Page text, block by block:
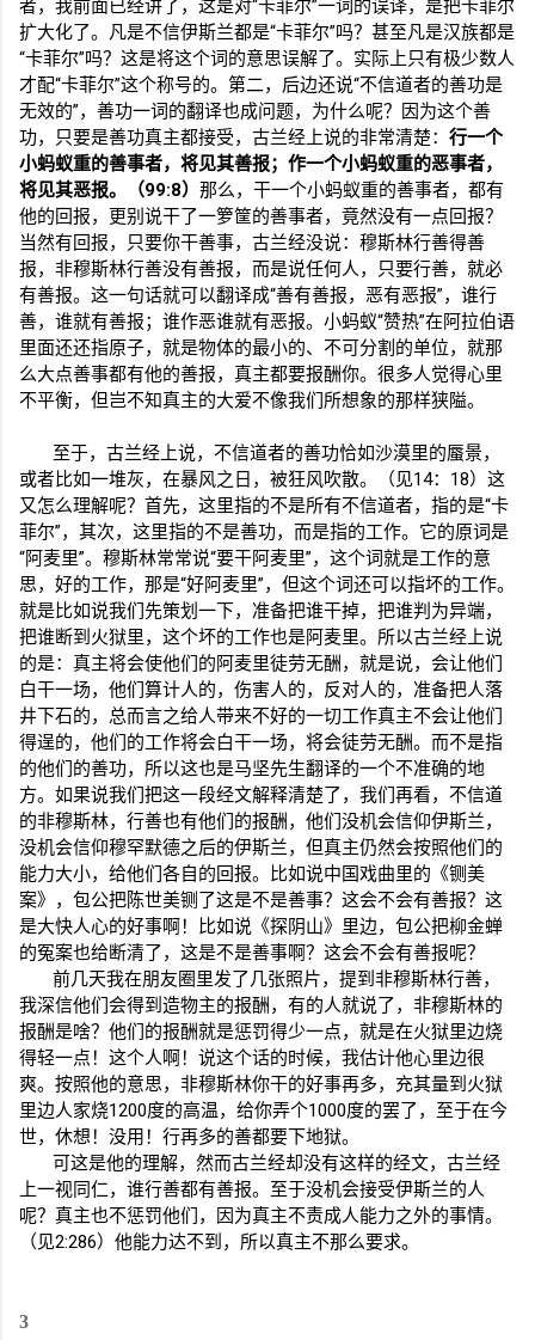
者，我前面已经讲了，这是对“卡菲尔”一词的误译，是把卡菲尔
扩大化了。凡是不信伊斯兰都是“卡菲尔”吗？甚至凡是汉族都是
“卡菲尔”吗？这是将这个词的意思误解了。实际上只有极少数人
才配“卡菲尔”这个称号的。第二，后边还说“不信道者的善功是
无效的”，善功一词的翻译也成问题，为什么呢？因为这个善
功，只要是善功真主都接受，古兰经上说的非常清楚： 行一个
小蚂蚁重的善事者，将见其善报；作一个小蚂蚁重的恶事者，
将见其恶报。（99:8） 那么，干一个小蚂蚁重的善事者，都有
他的回报，更别说干了一箩筐的善事者，竟然没有一点回报？
当然有回报，只要你干善事，古兰经没说：穆斯林行善得善
报，非穆斯林行善没有善报，而是说任何人，只要行善，就必
有善报。这一句话就可以翻译成“善有善报，恶有恶报”，谁行
善，谁就有善报；谁作恶谁就有恶报。小蚂蚁“赞热”在阿拉伯语
里面还还指原子，就是物体的最小的、不可分割的单位，就那
么大点善事都有他的善报，真主都要报酬你。很多人觉得心里
不平衡，但岂不知真主的大爱不像我们所想象的那样狭隘。
至于，古兰经上说，不信道者的善功恰如沙漠里的蜃景，
或者比如一堆灰，在暴风之日，被狂风吹散。（见14： 18）这
又怎么理解呢？首先，这里指的不是所有不信道者，指的是“卡
菲尔”，其次，这里指的不是善功，而是指的工作。它的原词是
“阿麦里”。穆斯林常常说“要干阿麦里”，这个词就是工作的意
思，好的工作，那是“好阿麦里”，但这个词还可以指坏的工作。
就是比如说我们先策划一下，准备把谁干掉，把谁判为异端，
把谁断到火狱里，这个坏的工作也是阿麦里。所以古兰经上说
的是：真主将会使他们的阿麦里徒劳无酬，就是说，会让他们
白干一场，他们算计人的，伤害人的，反对人的，准备把人落
井下石的，总而言之给人带来不好的一切工作真主不会让他们
得逞的，他们的工作将会白干一场，将会徒劳无酬。而不是指
的他们的善功，所以这也是马坚先生翻译的一个不准确的地
方。如果说我们把这一段经文解释清楚了，我们再看，不信道
的非穆斯林，行善也有他们的报酬，他们没机会信仰伊斯兰，
没机会信仰穆罕默德之后的伊斯兰，但真主仍然会按照他们的
能力大小，给他们各自的回报。比如说中国戏曲里的《铡美
案》，包公把陈世美铡了这是不是善事？这会不会有善报？这
是大快人心的好事啊！比如说《探阴山》里边，包公把柳金蝉
的冤案也给断清了，这是不是善事啊？这会不会有善报呢？
前几天我在朋友圈里发了几张照片，提到非穆斯林行善，
我深信他们会得到造物主的报酬，有的人就说了，非穆斯林的
报酬是啥？他们的报酬就是惩罚得少一点，就是在火狱里边烧
得轻一点！这个人啊！说这个话的时候，我估计他心里边很
爽。按照他的意思，非穆斯林你干的好事再多，充其量到火狱
里边人家烧1200度的高温，给你弄个1000度的罢了，至于在今
世，休想！没用！行再多的善都要下地狱。
可这是他的理解，然而古兰经却没有这样的经文，古兰经
上一视同仁，谁行善都有善报。至于没机会接受伊斯兰的人
呢？真主也不惩罚他们，因为真主不责成人能力之外的事情。
（见2:286）他能力达不到，所以真主不那么要求。
3